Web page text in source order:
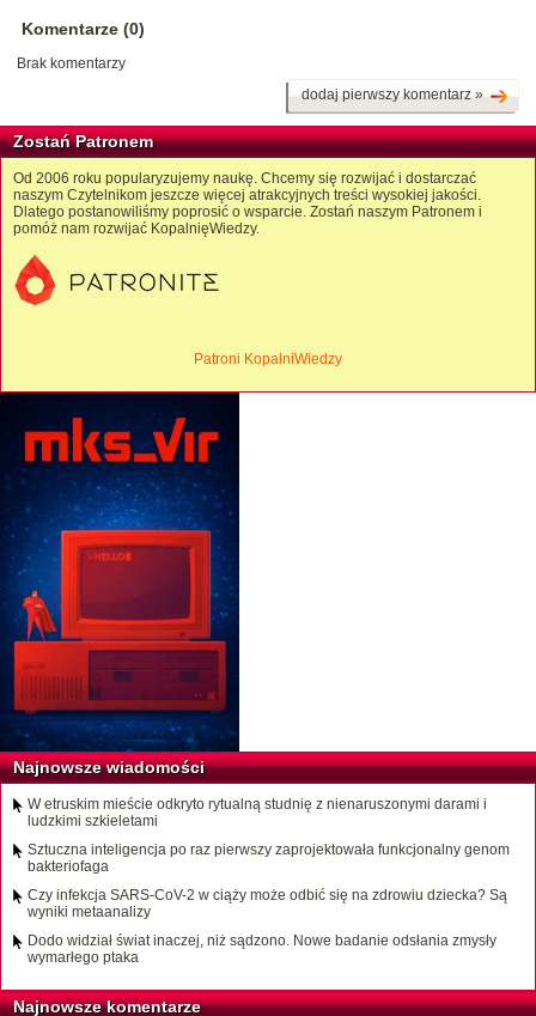
Komentarze (0)
Brak komentarzy
dodaj pierwszy komentarz »
Zostań Patronem
Od 2006 roku popularyzujemy naukę. Chcemy się rozwijać i dostarczać
naszym Czytelnikom jeszcze więcej atrakcyjnych treści wysokiej jakości.
Dlatego postanowiliśmy poprosić o wsparcie. Zostań naszym Patronem i
pomóż nam rozwijać KopalnięWiedzy.
Patroni KopalniWiedzy
Najnowsze wiadomości
W etruskim mieście odkryto rytualną studnię z nienaruszonymi darami i
ludzkimi szkieletami
Sztuczna inteligencja po raz pierwszy zaprojektowała funkcjonalny genom
bakteriofaga
Czy infekcja SARS-CoV-2 w ciąży może odbić się na zdrowiu dziecka? Są
wyniki metaanalizy
Dodo widział świat inaczej, niż sądzono. Nowe badanie odsłania zmysły
wymarłego ptaka
Najnowsze komentarze